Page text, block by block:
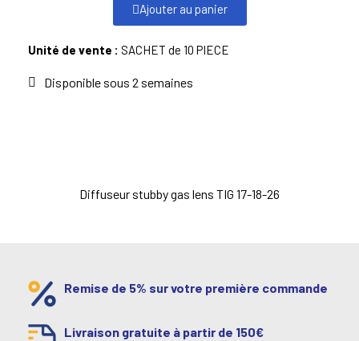
Ajouter au panier
Unité de vente : SACHET de 10 PIECE
Disponible sous 2 semaines
Diffuseur stubby gas lens TIG 17-18-26
Remise de 5% sur votre première commande
Livraison gratuite à partir de 150€